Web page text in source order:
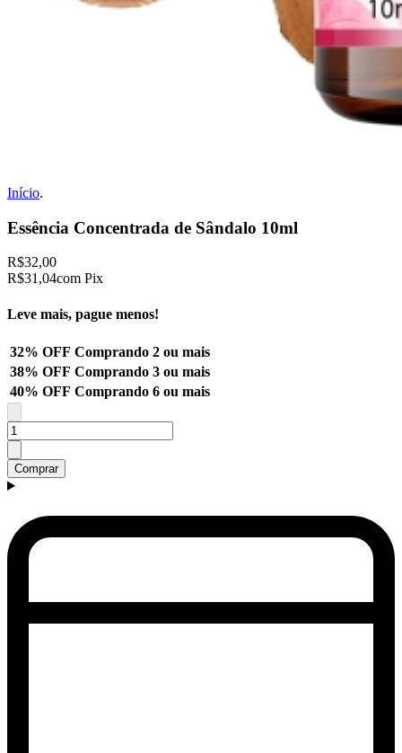
Início.
Essência Concentrada de Sândalo 10ml
R$32,00
R$31,04com Pix
Leve mais, pague menos!
32% OFF Comprando 2 ou mais
38% OFF Comprando 3 ou mais
40% OFF Comprando 6 ou mais
Comprar